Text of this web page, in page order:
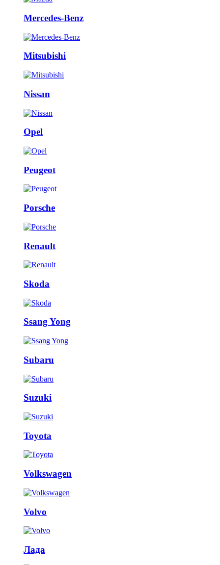
Mercedes-Benz
Mitsubishi
Nissan
Opel
Peugeot
Porsche
Renault
Skoda
Ssang Yong
Subaru
Suzuki
Toyota
Volkswagen
Volvo
Лада